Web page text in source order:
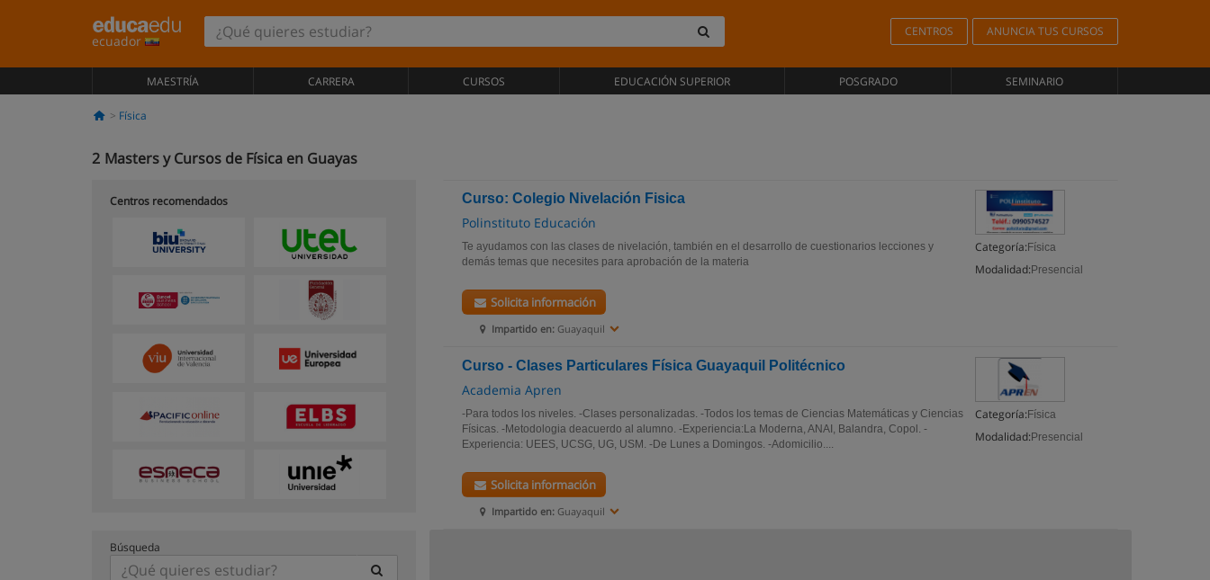
ecuador
CENTROS ANUNCIA TUS CURSOS
MAESTRÍA CARRERA CURSOS EDUCACIÓN SUPERIOR POSGRADO SEMINARIO
Física
2 Masters y Cursos de Física en Guayas
Curso: Colegio Nivelación Fisica
Polinstituto Educación
Categoría: Física
Modalidad: Presencial
Te ayudamos con las clases de nivelación, también en el desarrollo de cuestionarios lecciones y
demás temas que necesites para aprobación de la materia
Impartido en: Guayaquil
Solicita información
Curso - Clases Particulares Física Guayaquil Politécnico
Academia Apren
Categoría: Física
Modalidad: Presencial
-Para todos los niveles. -Clases personalizadas. -Todos los temas de Ciencias Matemáticas y Ciencias
Físicas. -Metodologia deacuerdo al alumno. -Experiencia:La Moderna, ANAI, Balandra, Copol. -
Experiencia: UEES, UCSG, UG, USM. -De Lunes a Domingos. -Adomicilio....
Impartido en: Guayaquil
Solicita información
Centros recomendados
Búsqueda